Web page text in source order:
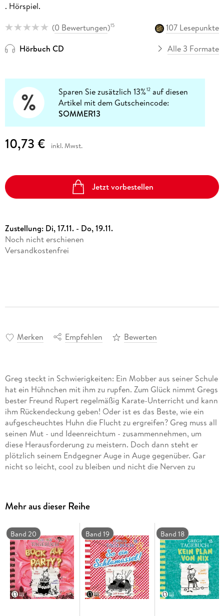
. Hörspiel.
(0 Bewertungen)15
107 Lesepunkte
Hörbuch CD
Alle 3 Formate
Sparen Sie zusätzlich 13%12 auf diesen
Artikel mit dem Gutscheincode:
SOMMER13
10,73 € inkl. Mwst.
Jetzt vorbestellen
Zustellung: Di, 17.11. - Do, 19.11.
Noch nicht erschienen
Versandkostenfrei
Merken Empfehlen Bewerten
Greg steckt in Schwierigkeiten: Ein Mobber aus seiner Schule
hat ein Hühnchen mit ihm zu rupfen. Zum Glück nimmt Gregs
bester Freund Rupert regelmäßig Karate-Unterricht und kann
ihm Rückendeckung geben! Oder ist es das Beste, wie ein
aufgescheuchtes Huhn die Flucht zu ergreifen? Greg muss all
seinen Mut - und Ideenreichtum - zusammennehmen, um
diese Herausforderung zu meistern. Doch dann steht er
plötzlich seinem Endgegner Auge in Auge gegenüber. Gar
nicht so leicht, cool zu bleiben und nicht die Nerven zu
Mehr aus dieser Reihe
Band 20 Band 19 Band 18